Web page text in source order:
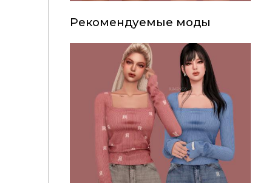
Рекомендуемые моды